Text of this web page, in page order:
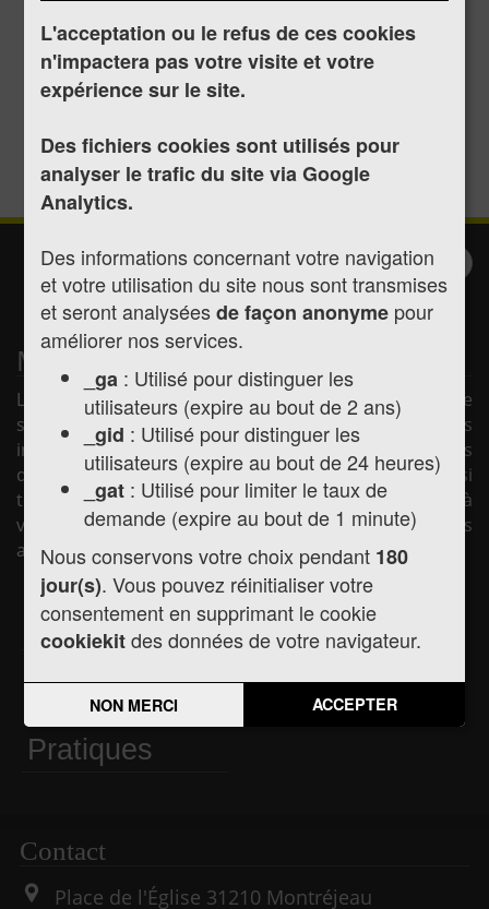
L'acceptation ou le refus de ces cookies
n'impactera pas votre visite et votre
expérience sur le site.
Des fichiers cookies sont utilisés pour
analyser le trafic du site via Google
Analytics.
Des informations concernant votre navigation
et votre utilisation du site nous sont transmises
et seront analyséesde façon anonyme pour
améliorer nos services.
_ga : Utilisé pour distinguer les
utilisateurs (expire au bout de 2 ans)
_gid : Utilisé pour distinguer les
utilisateurs (expire au bout de 24 heures)
_gat : Utilisé pour limiter le taux de
demande (expire au bout de 1 minute)
Nous conservons votre choix pendant 180
jour(s). Vous pouvez réinitialiser votre
consentement en supprimant le cookie
cookiekitdes données de votre navigateur.
NON MERCI ACCEPTER
Publié le 07/07/2017
Délibération du 21/03/1973
Délibération du 21/11/1973
Inscription à la
newsletter
Valider
Mairie de Montréjeau
La mairie de Montréjeau vous souhaite la bienvenue
sur son site internet afin de vous présenter les
informations pratiques concernant la mairie (horaires
d'ouverture, les élus, la vie municipale, etc.) mais aussi
toute l'actualité de la commune, les services mis à
votre disposition et les liens utiles pour vos démarches
administratives.
Actualités Agenda
Informations
Pratiques
Contact
Place de l'Église 31210 Montréjeau